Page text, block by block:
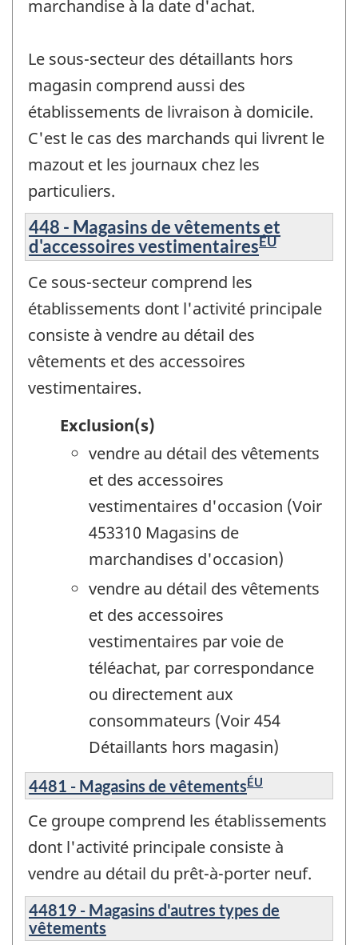
marchandise à la date d'achat.
Le sous-secteur des détaillants hors
magasin comprend aussi des
établissements de livraison à domicile.
C'est le cas des marchands qui livrent le
mazout et les journaux chez les
particuliers.
448 - Magasins de vêtements et
d'accessoires vestimentairesÉU
Ce sous-secteur comprend les
établissements dont l'activité principale
consiste à vendre au détail des
vêtements et des accessoires
vestimentaires.
Exclusion(s)
vendre au détail des vêtements
et des accessoires
vestimentaires d'occasion (Voir
453310 Magasins de
marchandises d'occasion)
vendre au détail des vêtements
et des accessoires
vestimentaires par voie de
téléachat, par correspondance
ou directement aux
consommateurs (Voir 454
Détaillants hors magasin)
4481 - Magasins de vêtementsÉU
Ce groupe comprend les établissements
dont l'activité principale consiste à
vendre au détail du prêt-à-porter neuf.
44819 - Magasins d'autres types de
vêtements